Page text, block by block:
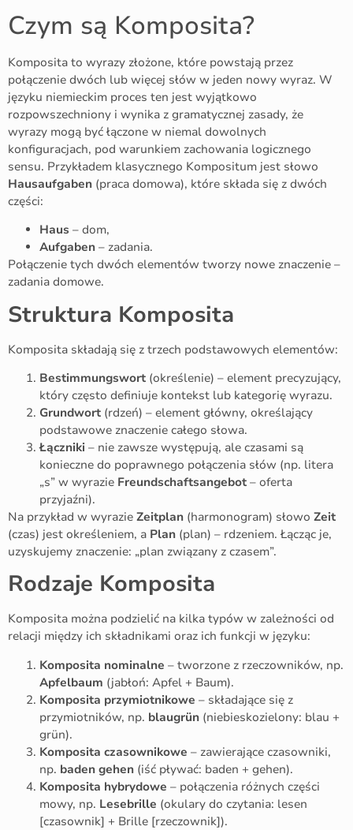
Czym są Komposita?
Komposita to wyrazy złożone, które powstają przez
połączenie dwóch lub więcej słów w jeden nowy wyraz. W
języku niemieckim proces ten jest wyjątkowo
rozpowszechniony i wynika z gramatycznej zasady, że
wyrazy mogą być łączone w niemal dowolnych
konfiguracjach, pod warunkiem zachowania logicznego
sensu. Przykładem klasycznego Kompositum jest słowo
Hausaufgaben (praca domowa), które składa się z dwóch
części:
Haus – dom,
Aufgaben – zadania.
Połączenie tych dwóch elementów tworzy nowe znaczenie –
zadania domowe.
Struktura Komposita
Komposita składają się z trzech podstawowych elementów:
Bestimmungswort (określenie) – element precyzujący,
który często definiuje kontekst lub kategorię wyrazu.
Grundwort (rdzeń) – element główny, określający
podstawowe znaczenie całego słowa.
Łączniki – nie zawsze występują, ale czasami są
konieczne do poprawnego połączenia słów (np. litera
„s” w wyrazie Freundschaftsangebot – oferta
przyjaźni).
Na przykład w wyrazie Zeitplan (harmonogram) słowo Zeit
(czas) jest określeniem, a Plan (plan) – rdzeniem. Łącząc je,
uzyskujemy znaczenie: „plan związany z czasem”.
Rodzaje Komposita
Komposita można podzielić na kilka typów w zależności od
relacji między ich składnikami oraz ich funkcji w języku:
Komposita nominalne – tworzone z rzeczowników, np.
Apfelbaum (jabłoń: Apfel + Baum).
Komposita przymiotnikowe – składające się z
przymiotników, np. blaugrün (niebieskozielony: blau +
grün).
Komposita czasownikowe – zawierające czasowniki,
np. baden gehen (iść pływać: baden + gehen).
Komposita hybrydowe – połączenia różnych części
mowy, np. Lesebrille (okulary do czytania: lesen
[czasownik] + Brille [rzeczownik]).